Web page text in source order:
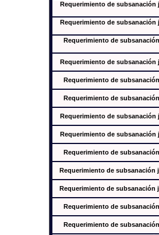
Requerimiento de
Requerimiento de
Requerimiento de
Requerimiento de subsanación
Requerimiento de
Requerimiento de
Requerimiento de subsanación
Requerimiento de subsanación
Requerimiento de
Requerimiento de subsanación
Requerimiento de subsanación
Requerimiento de
Requerimiento de